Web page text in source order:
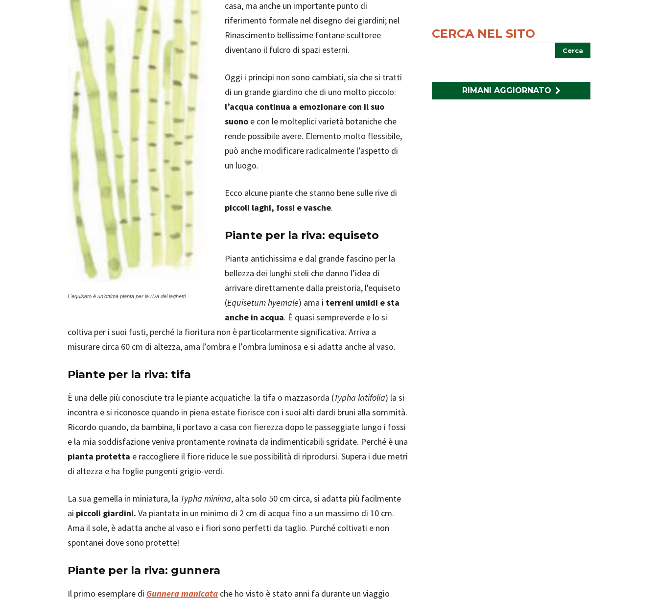
L'equiseto è un'ottima pianta per la riva dei laghetti.
casa, ma anche un importante punto di
riferimento formale nel disegno dei giardini; nel
Rinascimento bellissime fontane scultoree
diventano il fulcro di spazi esterni.
Oggi i principi non sono cambiati, sia che si tratti
di un grande giardino che di uno molto piccolo:
l’acqua continua a emozionare con il suo
suono e con le molteplici varietà botaniche che
rende possibile avere. Elemento molto flessibile,
può anche modificare radicalmente l’aspetto di
un luogo.
Ecco alcune piante che stanno bene sulle rive di
piccoli laghi, fossi e vasche.
Piante per la riva: equiseto
Pianta antichissima e dal grande fascino per la
bellezza dei lunghi steli che danno l’idea di
arrivare direttamente dalla preistoria, l'equiseto
(Equisetum hyemale) ama i terreni umidi e sta
anche in acqua. È quasi sempreverde e lo si
coltiva per i suoi fusti, perché la fioritura non è particolarmente significativa. Arriva a
misurare circa 60 cm di altezza, ama l’ombra e l’ombra luminosa e si adatta anche al vaso.
Piante per la riva: tifa
È una delle più conosciute tra le piante acquatiche: la tifa o mazzasorda (Typha latifolia) la si
incontra e si riconosce quando in piena estate fiorisce con i suoi alti dardi bruni alla sommità.
Ricordo quando, da bambina, li portavo a casa con fierezza dopo le passeggiate lungo i fossi
e la mia soddisfazione veniva prontamente rovinata da indimenticabili sgridate. Perché è una
pianta protetta e raccogliere il fiore riduce le sue possibilità di riprodursi. Supera i due metri
di altezza e ha foglie pungenti grigio-verdi.
La sua gemella in miniatura, la Typha minima, alta solo 50 cm circa, si adatta più facilmente
ai piccoli giardini. Va piantata in un minimo di 2 cm di acqua fino a un massimo di 10 cm.
Ama il sole, è adatta anche al vaso e i fiori sono perfetti da taglio. Purché coltivati e non
spontanei dove sono protette!
Piante per la riva: gunnera
Il primo esemplare di Gunnera manicata che ho visto è stato anni fa durante un viaggio
CERCA NEL SITO
RIMANI AGGIORNATO